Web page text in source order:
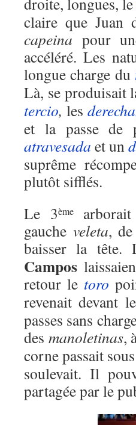
claire que Juan
capeina pour
accéléré. Les
longue charge du
Là, se produisait
tercio, les
et la passe de
atravesada et un
suprême
plutôt sifflés.
Le 3èmearborait
gauche veleta,
baisser la tête.
Campos
retour le toro
revenait devant le
passes sans
des manoletinas,
corne passait
soulevait. Il
partagée par le